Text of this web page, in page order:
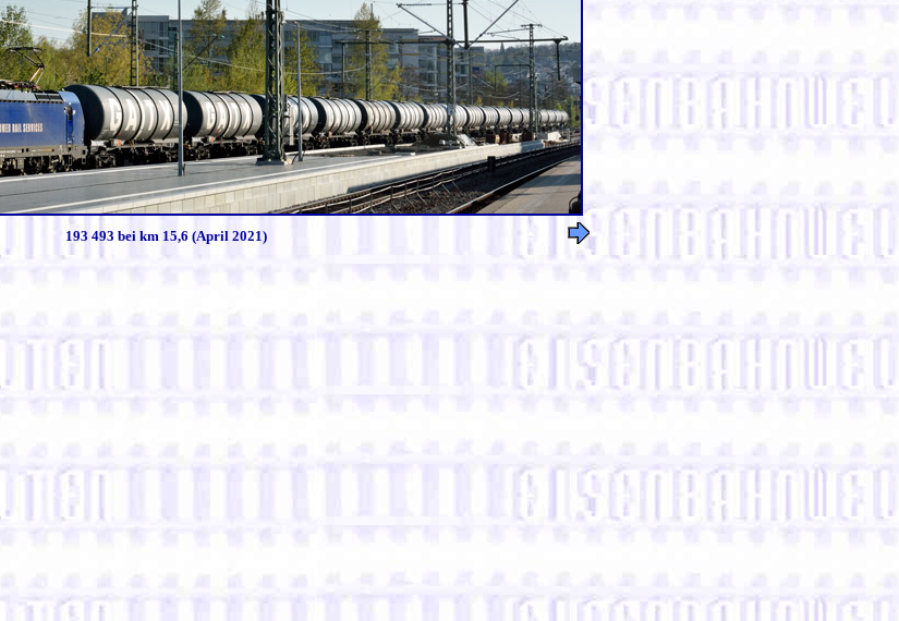
193 493 bei km 15,6 (April 2021)